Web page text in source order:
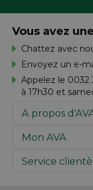
A propos
Notre histoire
Travailler chez
Mon AVA
Inspiration
Service
Vous avez
Chattez avec
Envoyez un e-
Appelez le 0032
à 17h30 et